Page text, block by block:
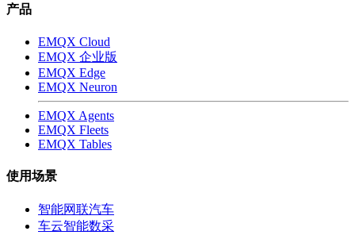
产品
EMQX Cloud
EMQX 企业版
EMQX Edge
EMQX Neuron
EMQX Agents
EMQX Fleets
EMQX Tables
使用场景
智能网联汽车
车云智能数采